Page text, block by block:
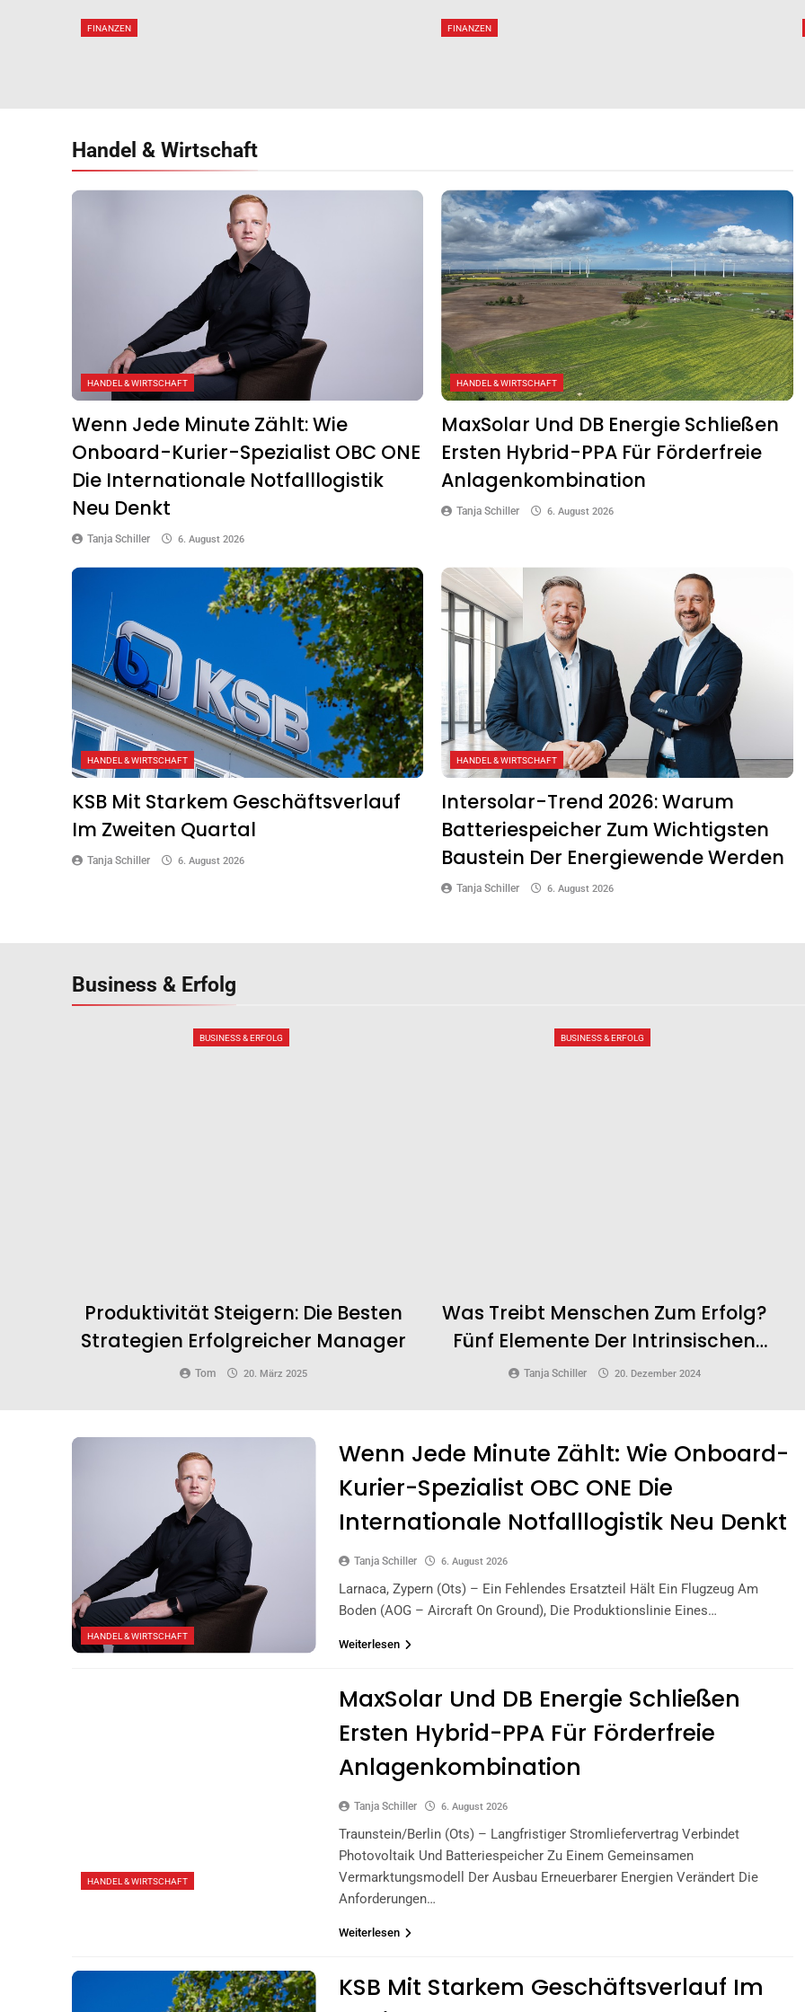
FINANZEN FINANZEN
Handel & Wirtschaft
HANDEL & WIRTSCHAFT
Wenn Jede Minute Zählt: Wie
Onboard-Kurier-Spezialist OBC ONE
Die Internationale Notfalllogistik
Neu Denkt
Tanja Schiller 6. August 2026
HANDEL & WIRTSCHAFT
MaxSolar Und DB Energie Schließen
Ersten Hybrid-PPA Für Förderfreie
Anlagenkombination
Tanja Schiller 6. August 2026
HANDEL & WIRTSCHAFT
KSB Mit Starkem Geschäftsverlauf
Im Zweiten Quartal
Tanja Schiller 6. August 2026
HANDEL & WIRTSCHAFT
Intersolar-Trend 2026: Warum
Batteriespeicher Zum Wichtigsten
Baustein Der Energiewende Werden
Tanja Schiller 6. August 2026
Business & Erfolg
BUSINESS & ERFOLG
Produktivität Steigern: Die Besten
Strategien Erfolgreicher Manager
Tom 20. März 2025
BUSINESS & ERFOLG
Was Treibt Menschen Zum Erfolg?
Fünf Elemente Der Intrinsischen
Motivation
Tanja Schiller 20. Dezember 2024
HANDEL & WIRTSCHAFT
Wenn Jede Minute Zählt: Wie Onboard-
Kurier-Spezialist OBC ONE Die
Internationale Notfalllogistik Neu Denkt
Tanja Schiller 6. August 2026
Larnaca, Zypern (ots) – Ein Fehlendes Ersatzteil Hält Ein Flugzeug Am
Boden (AOG – Aircraft On Ground), Die Produktionslinie Eines…
Weiterlesen
HANDEL & WIRTSCHAFT
MaxSolar Und DB Energie Schließen
Ersten Hybrid-PPA Für Förderfreie
Anlagenkombination
Tanja Schiller 6. August 2026
Traunstein/Berlin (ots) – Langfristiger Stromliefervertrag Verbindet
Photovoltaik Und Batteriespeicher Zu Einem Gemeinsamen
Vermarktungsmodell Der Ausbau Erneuerbarer Energien Verändert Die
Anforderungen…
Weiterlesen
KSB Mit Starkem Geschäftsverlauf Im